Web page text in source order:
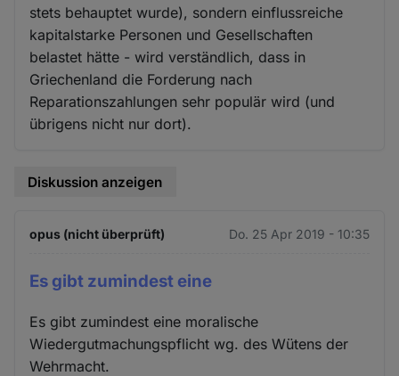
stets behauptet wurde), sondern einflussreiche
kapitalstarke Personen und Gesellschaften
belastet hätte - wird verständlich, dass in
Griechenland die Forderung nach
Reparationszahlungen sehr populär wird (und
übrigens nicht nur dort).
Diskussion anzeigen
opus (nicht überprüft) Do. 25 Apr 2019 - 10:35
Es gibt zumindest eine
Es gibt zumindest eine moralische
Wiedergutmachungspflicht wg. des Wütens der
Wehrmacht.